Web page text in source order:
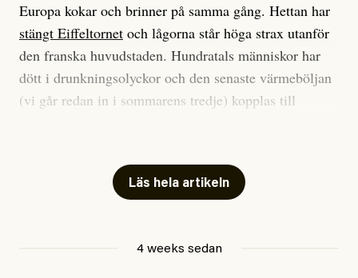
Europa kokar och brinner på samma gång. Hettan har
stängt Eiffeltornet och lågorna står höga strax utanför
den franska huvudstaden. Hundratals människor har
dött i drunkningsolyckor och den senaste värmeböljan
(vi går redan in i sommarens tredje) kopplas till
Har du också panik i hettan? Känns det som en
mardröm? Bra, allt annat vore fullständigt orimligt.
att han brukar vara ganska återhållsam när han
Läs hela artikeln
4 weeks sedan